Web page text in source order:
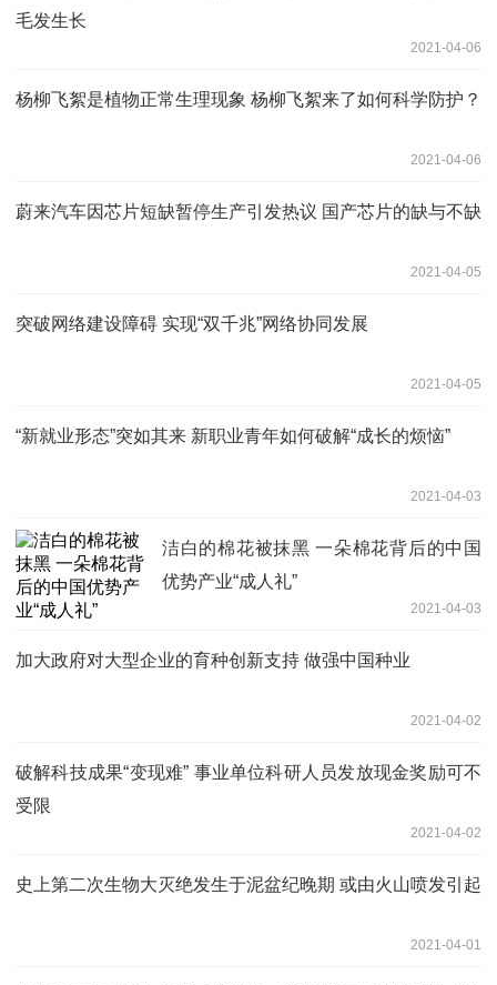
毛发生长
2021-04-06
杨柳飞絮是植物正常生理现象 杨柳飞絮来了如何科学防护？
2021-04-06
蔚来汽车因芯片短缺暂停生产引发热议 国产芯片的缺与不缺
2021-04-05
突破网络建设障碍 实现“双千兆”网络协同发展
2021-04-05
“新就业形态”突如其来 新职业青年如何破解“成长的烦恼”
2021-04-03
洁白的棉花被抹黑 一朵棉花背后的中国
优势产业“成人礼”
2021-04-03
加大政府对大型企业的育种创新支持 做强中国种业
2021-04-02
破解科技成果“变现难” 事业单位科研人员发放现金奖励可不
受限
2021-04-02
史上第二次生物大灭绝发生于泥盆纪晚期 或由火山喷发引起
2021-04-01